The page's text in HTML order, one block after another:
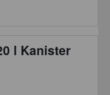
l Kanister